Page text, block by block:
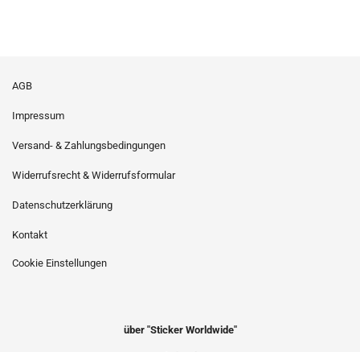
AGB
Impressum
Versand- & Zahlungsbedingungen
Widerrufsrecht & Widerrufsformular
Datenschutzerklärung
Kontakt
Cookie Einstellungen
über "Sticker Worldwide"